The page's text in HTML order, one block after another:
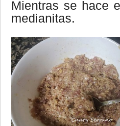
Mientras se hace
medianitas.